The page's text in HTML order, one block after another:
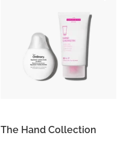
The Hand Collection